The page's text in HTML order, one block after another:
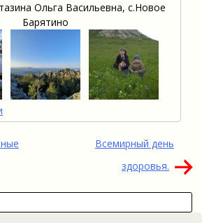
Ольга Васильевна, с.Новое
Барятино
Всемирный день
здоровья.